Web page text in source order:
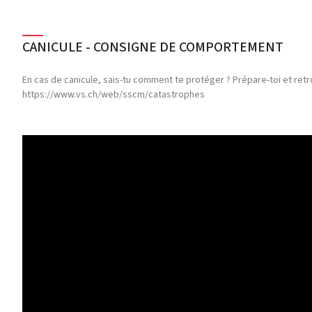
CANICULE - CONSIGNE DE COMPORTEMENT
En cas de canicule, sais-tu comment te protéger ? Prépare-toi et
https://www.vs.ch/web/sscm/catastrophes